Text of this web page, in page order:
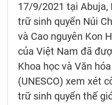
17/9/2021 tại Abuja,
trữ sinh quyển Núi
và Cao nguyên Kon
của Việt Nam đã
Khoa học và Văn
(UNESCO) xem xét
trữ sinh quyển thế